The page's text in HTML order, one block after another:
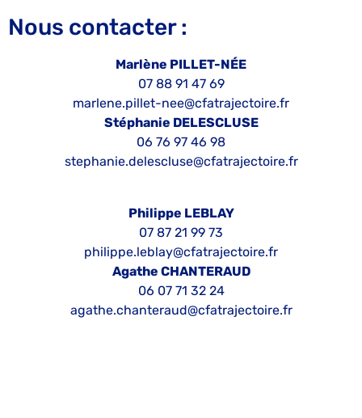
Nous contacter :
Marlène PILLET-NÉE
07 88 91 47 69
marlene.pillet-nee@cfatrajectoire.fr
Stéphanie DELESCLUSE
06 76 97 46 98
stephanie.delescluse@cfatrajectoire.fr
Philippe LEBLAY
07 87 21 99 73
philippe.leblay@cfatrajectoire.fr
Agathe CHANTERAUD
06 07 71 32 24
agathe.chanteraud@cfatrajectoire.fr